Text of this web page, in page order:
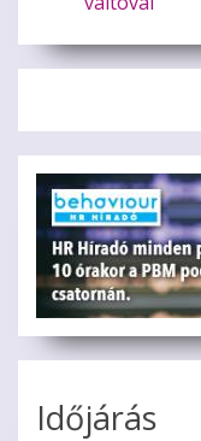
Időjárás